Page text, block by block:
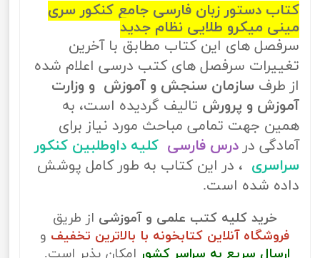
کتاب دستور زبان فارسی جامع کنکور سری
مینی میکرو طلایی نظام جدید
سرفصل های این کتاب مطابق با آخرین
تغییرات سرفصل های کتب درسی اعلام شده
از طرف سازمان سنجش و آموزش و وزارت
آموزش و پرورش تالیف گردیده است، به
همین جهت تمامی مباحث مورد نیاز برای
آمادگی در درس فارسی کلیه داوطلبین کنکور
سراسری ، در این کتاب به طور کامل پوشش
داده شده است.
خرید کلیه کتب علمی و آموزشی از طریق
فروشگاه آنلاین کتابخونه با بالاترین تخفیف و
ارسال سریع به سراسر کشور امکان پذیر است.